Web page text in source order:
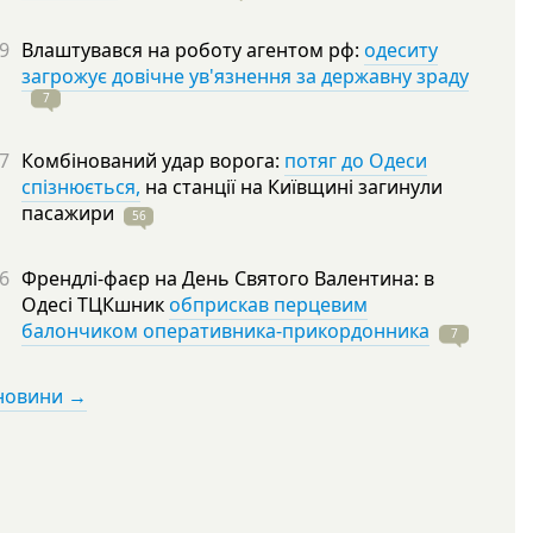
Влаштувався на роботу агентом рф: одеситу
загрожує довічне ув'язнення за державну зраду
7
Комбінований удар ворога: потяг до Одеси
спізнюється, на станції на Київщині загинули
пасажири
56
Френдлі-фаєр на День Святого Валентина: в
Одесі ТЦКшникобприскав перцевим
балончиком оперативника-прикордонника
7
→